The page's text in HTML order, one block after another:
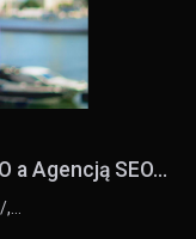
a Agencją SEO...